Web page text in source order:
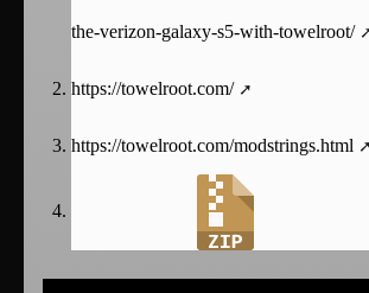
the-verizon-galaxy-s5-with-towelroot/
https://towelroot.com/
https://towelroot.com/modstrings.html